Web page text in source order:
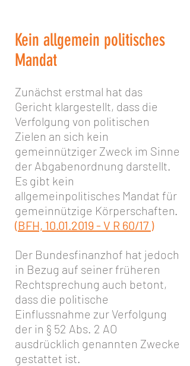
Kein allgemein politisches
Mandat
Zunächst erstmal hat das
Gericht klargestellt, dass die
Verfolgung von politischen
Zielen an sich kein
gemeinnütziger Zweck im Sinne
der Abgabenordnung darstellt.
Es gibt kein
allgemeinpolitisches Mandat für
gemeinnützige Körperschaften.
(BFH, 10.01.2019 - V R 60/17 )
Der Bundesfinanzhof hat jedoch
in Bezug auf seiner früheren
Rechtsprechung auch betont,
dass die politische
Einflussnahme zur Verfolgung
der in § 52 Abs. 2 AO
ausdrücklich genannten Zwecke
gestattet ist.